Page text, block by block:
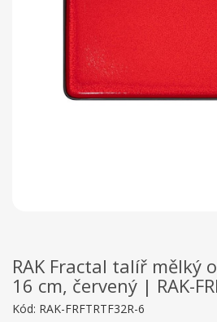
RAK Fractal talíř mělký
16 cm, červený | RAK-
Kód: RAK-FRFTRTF32R-6